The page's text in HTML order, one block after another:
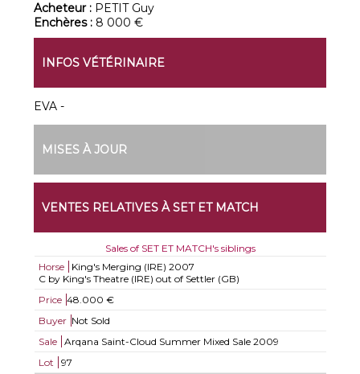
Acheteur : PETIT Guy
Enchères : 8 000 €
INFOS VÉTÉRINAIRE
EVA -
MISES À JOUR
VENTES RELATIVES À SET ET MATCH
Sales of SET ET MATCH's siblings
Horse
King's Merging (IRE) 2007
C by King's Theatre (IRE) out of Settler (GB)
Price 48.000 €
Buyer Not Sold
Sale
Arqana Saint-Cloud Summer Mixed Sale 2009
Lot
97